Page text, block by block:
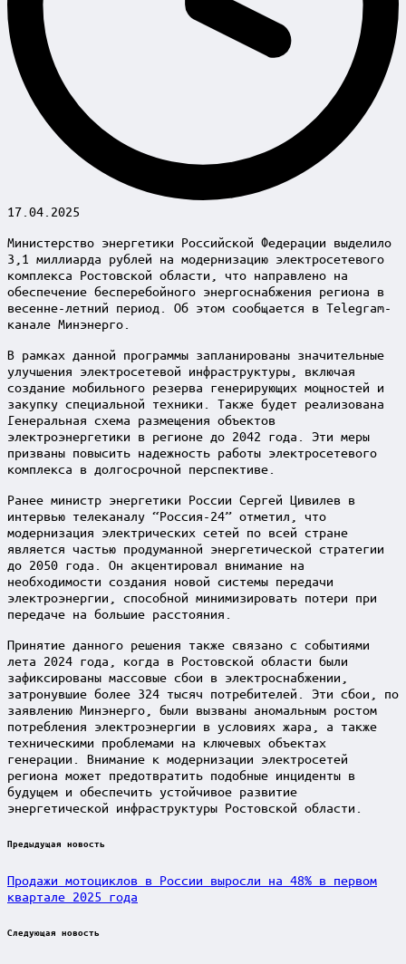
17.04.2025
Министерство энергетики Российской Федерации выделило
3,1 миллиарда рублей на модернизацию электросетевого
комплекса Ростовской области, что направлено на
обеспечение бесперебойного энергоснабжения региона в
весенне-летний период. Об этом сообщается в Telegram-
канале Минэнерго.
В рамках данной программы запланированы значительные
улучшения электросетевой инфраструктуры, включая
создание мобильного резерва генерирующих мощностей и
закупку специальной техники. Также будет реализована
Генеральная схема размещения объектов
электроэнергетики в регионе до 2042 года. Эти меры
призваны повысить надежность работы электросетевого
комплекса в долгосрочной перспективе.
Ранее министр энергетики России Сергей Цивилев в
интервью телеканалу “Россия-24” отметил, что
модернизация электрических сетей по всей стране
является частью продуманной энергетической стратегии
до 2050 года. Он акцентировал внимание на
необходимости создания новой системы передачи
электроэнергии, способной минимизировать потери при
передаче на большие расстояния.
Принятие данного решения также связано с событиями
лета 2024 года, когда в Ростовской области были
зафиксированы массовые сбои в электроснабжении,
затронувшие более 324 тысяч потребителей. Эти сбои, по
заявлению Минэнерго, были вызваны аномальным ростом
потребления электроэнергии в условиях жара, а также
техническими проблемами на ключевых объектах
генерации. Внимание к модернизации электросетей
региона может предотвратить подобные инциденты в
будущем и обеспечить устойчивое развитие
энергетической инфраструктуры Ростовской области.
Post
Предыдущая новость
Продажи мотоциклов в России выросли на 48% в первом
квартале 2025 года
Следующая новость